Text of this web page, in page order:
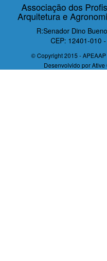
Associação dos
Arquitetura e
R:Senador Dino
CEP: 12401-010
© Copyright 2015 -
Desenvolvido porAtive